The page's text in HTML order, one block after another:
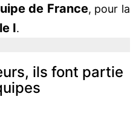
de France, pour la
I.
ils font partie